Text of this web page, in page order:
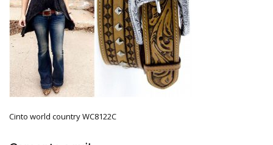
Cinto world country WC8122C